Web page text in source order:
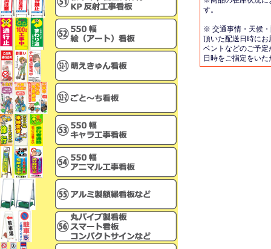
す。
※ 交通事情・天候
頂いた配送日時に
ベントなどのご予
日時をご指定をい